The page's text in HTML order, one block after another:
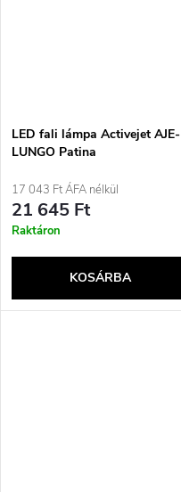
LED fali lámpa Activejet AJE-
LUNGO Patina
17 043 Ft ÁFA nélkül
21 645 Ft
Raktáron
KOSÁRBA